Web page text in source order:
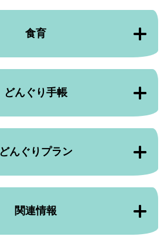
食育
どんぐり手帳
どんぐりプラン
関連情報